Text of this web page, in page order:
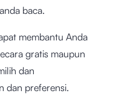
baca.
membantu Anda
gratis maupun
dan
dan preferensi.